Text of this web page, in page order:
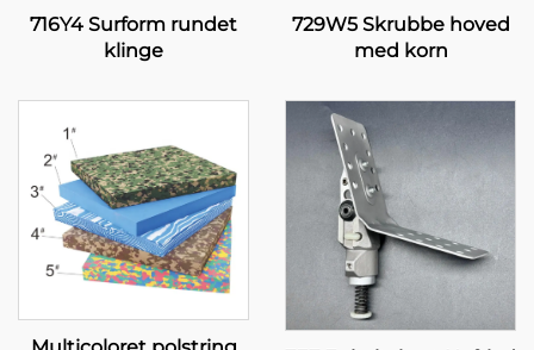
716Y4 Surform rundet
klinge
729W5 Skrubbe hoved
med korn